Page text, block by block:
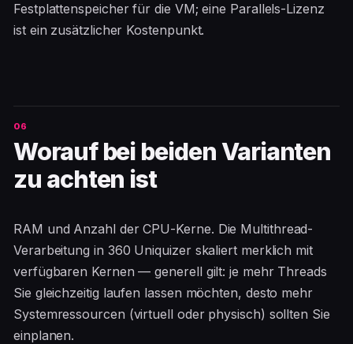
Festplattenspeicher für die VM; eine Parallels-Lizenz
ist ein zusätzlicher Kostenpunkt.
Worauf bei beiden Varianten
zu achten ist
RAM und Anzahl der CPU-Kerne. Die Multithread-
Verarbeitung in 360 Uniquizer skaliert merklich mit
verfügbaren Kernen — generell gilt: je mehr Threads
Sie gleichzeitig laufen lassen möchten, desto mehr
Systemressourcen (virtuell oder physisch) sollten Sie
einplanen.